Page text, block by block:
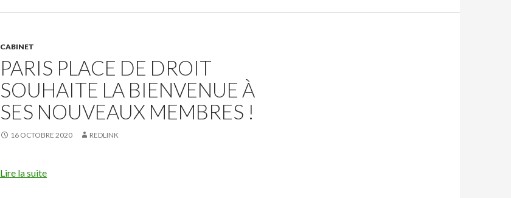
CABINET
PARIS PLACE DE DROIT
SOUHAITE LA BIENVENUE À
SES NOUVEAUX MEMBRES !
16 OCTOBRE 2020 REDLINK
Lire la suite